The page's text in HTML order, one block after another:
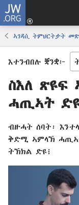
JW.ORG
ኣገዳሲ ትምህርትታት
እተንብበሉ ቛንቋ፦
ስእለ
ሓጢኣት
ብዙሓት ሰባት፡
ቅድሚ ኣምላኽ
ትኽክል ድዩ፧